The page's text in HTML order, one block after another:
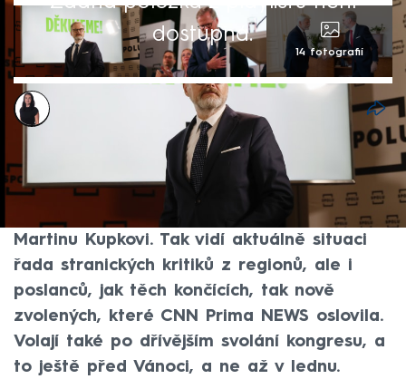
dostupná.
14 fotografií
Renáta Bohuslavová
6. říj 2025, 05:17
Končící premiér, předseda ODS a lídr
koalice Spolu Petr Fiala musí projevit
sebereflexi, skončit a předat štafetu
Martinu Kupkovi. Tak vidí aktuálně situaci
řada stranických kritiků z regionů, ale i
poslanců, jak těch končících, tak nově
zvolených, které CNN Prima NEWS oslovila.
Volají také po dřívějším svolání kongresu, a
to ještě před Vánoci, a ne až v lednu.